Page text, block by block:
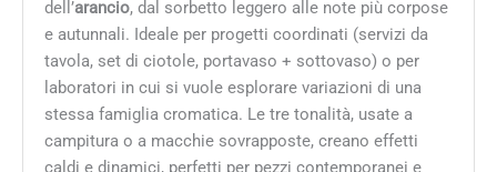
dell’arancio, dal sorbetto leggero alle note più corpose
e autunnali. Ideale per progetti coordinati (servizi da
tavola, set di ciotole, portavaso + sottovaso) o per
laboratori in cui si vuole esplorare variazioni di una
stessa famiglia cromatica. Le tre tonalità, usate a
campitura o a macchie sovrapposte, creano effetti
caldi e dinamici, perfetti per pezzi contemporanei e